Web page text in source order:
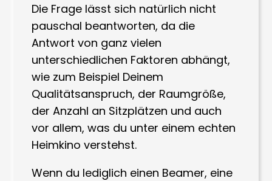
Die Frage lässt sich natürlich nicht
pauschal beantworten, da die
Antwort von ganz vielen
unterschiedlichen Faktoren abhängt,
wie zum Beispiel Deinem
Qualitätsanspruch, der Raumgröße,
der Anzahl an Sitzplätzen und auch
vor allem, was du unter einem echten
Heimkino verstehst.
Wenn du lediglich einen Beamer, eine